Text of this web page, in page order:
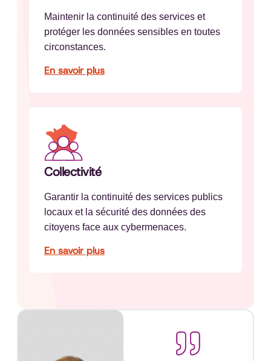
Maintenir la continuité des services et
protéger les données sensibles en toutes
circonstances.
En savoir plus
Collectivité
Garantir la continuité des services publics
locaux et la sécurité des données des
citoyens face aux cybermenaces.
En savoir plus